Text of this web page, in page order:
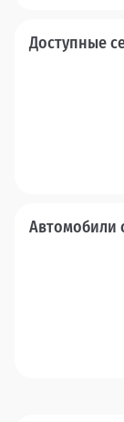
Доступные
Автомобили